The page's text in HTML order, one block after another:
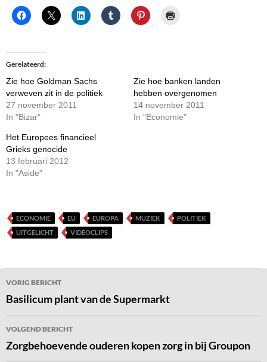
Gerelateerd
Zie hoe Goldman Sachs
verweven zit in de politiek
27 november 2011
In "Bizar"
Zie hoe banken landen
hebben overgenomen
14 november 2011
In "Economie"
Het Europees financieel
Grieks genocide
13 februari 2012
In "Aside"
ECONOMIE EU EUROPA MUZIEK
POLITIEK
UITGELICHT
VIDEOCLIPS
Bericht
navigatie
VORIG BERICHT
Basilicum plant van de Supermarkt
VOLGEND BERICHT
Zorgbehoevende ouderen kopen zorg in bij Groupon